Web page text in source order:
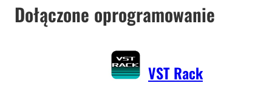
Dołączone oprogramowanie
VST Rack